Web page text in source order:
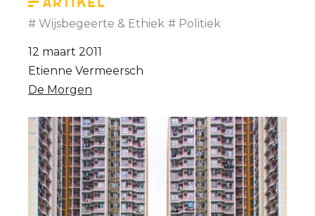
Artikel
Wijsbegeerte & Ethiek Politiek
12 maart 2011
Etienne Vermeersch
De Morgen